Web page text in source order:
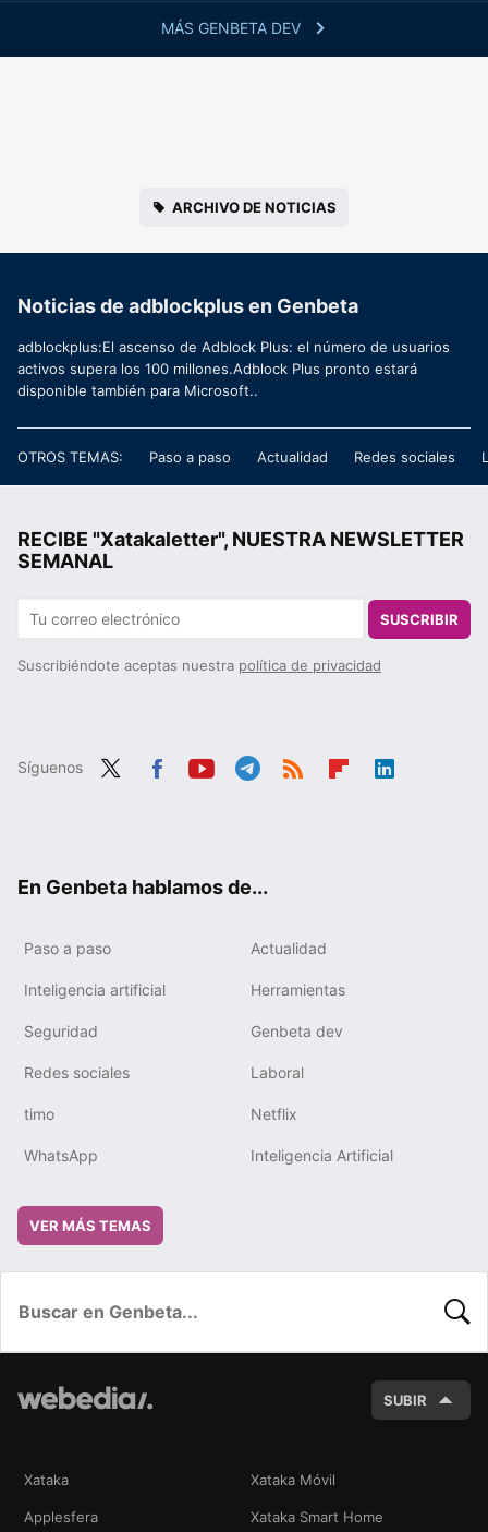
MÁS GENBETA DEV
ARCHIVO DE NOTICIAS
Noticias de adblockplus en Genbeta
adblockplus:El ascenso de Adblock Plus: el número de usuarios
activos supera los 100 millones.Adblock Plus pronto estará
disponible también para Microsoft..
OTROS TEMAS: Paso a paso Actualidad Redes sociales
RECIBE "Xatakaletter", NUESTRA NEWSLETTER
SEMANAL
SUSCRIBIR
Suscribiéndote aceptas nuestra política de privacidad
Síguenos
En Genbeta hablamos de...
Paso a paso Actualidad
Inteligencia artificial Herramientas
Seguridad Genbeta dev
Redes sociales Laboral
timo Netflix
WhatsApp Inteligencia Artificial
VER MÁS TEMAS
SUBIR
Xataka Xataka Móvil
Applesfera Xataka Smart Home